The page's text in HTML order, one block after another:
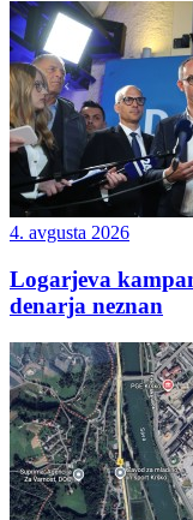
4. avgusta 2026
Logarjeva
denarja neznan